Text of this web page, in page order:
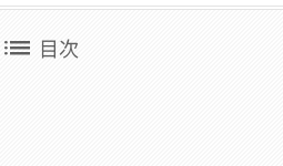
list 目次